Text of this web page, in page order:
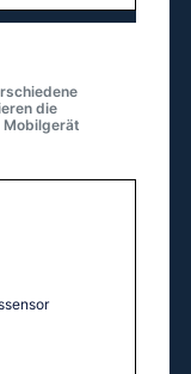
die
Mobilgerät